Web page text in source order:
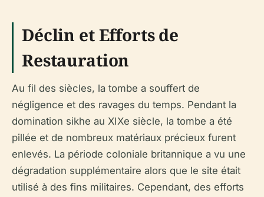
Déclin et Efforts de
Restauration
Au fil des siècles, la tombe a souffert de
négligence et des ravages du temps. Pendant la
domination sikhe au XIXe siècle, la tombe a été
pillée et de nombreux matériaux précieux furent
enlevés. La période coloniale britannique a vu une
dégradation supplémentaire alors que le site était
utilisé à des fins militaires. Cependant, des efforts